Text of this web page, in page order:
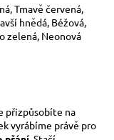
Tmavě červená,
hnědá, Béžová,
zelená, Neonová
přizpůsobíte na
vyrábíme právě pro